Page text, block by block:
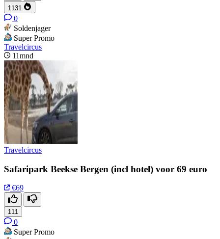
1131
0
Soldenjager
Super Promo
Travelcircus
11mnd
Travelcircus
Safaripark Beekse Bergen (incl hotel) voor 69 euro
€69
111
0
Super Promo